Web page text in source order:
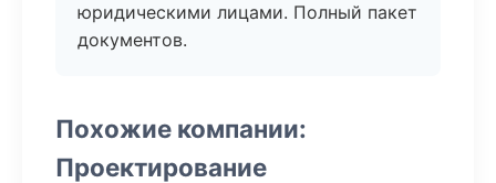
юридическими лицами. Полный пакет
документов.
Похожие компании:
Проектирование